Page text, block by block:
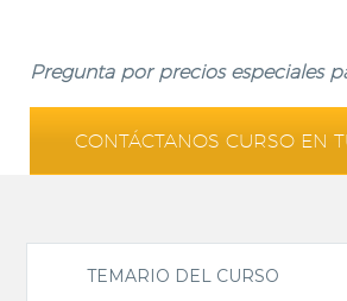
Pregunta por precios especiales
CONTÁCTANOS CURSO EN
TEMARIO DEL CURSO